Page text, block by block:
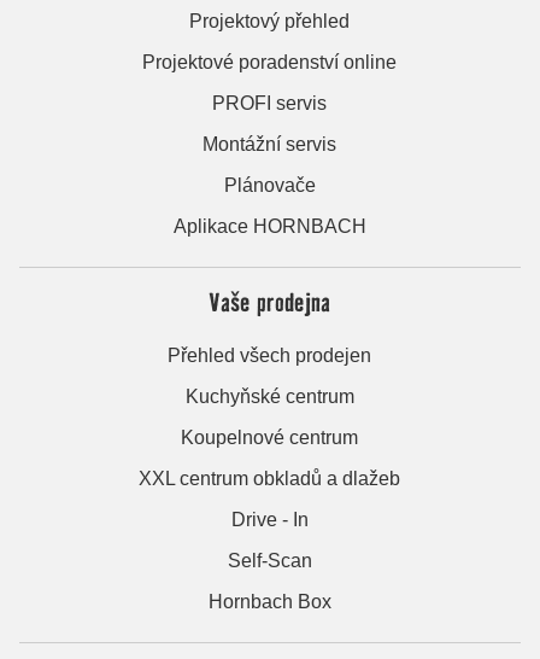
Projektový přehled
Projektové poradenství online
PROFI servis
Montážní servis
Plánovače
Aplikace HORNBACH
Vaše prodejna
Přehled všech prodejen
Kuchyňské centrum
Koupelnové centrum
XXL centrum obkladů a dlažeb
Drive - In
Self-Scan
Hornbach Box